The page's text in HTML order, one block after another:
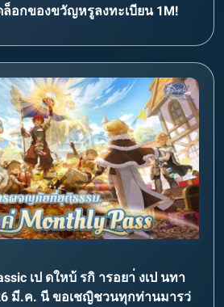
อกของขวัญหรูลงทะเบียน 1M!
เป ดใหบ้ รกิ ารอยา่ งเป นทา
มี.ค. นี ขอเชญิชวนทุกท่านมารว่